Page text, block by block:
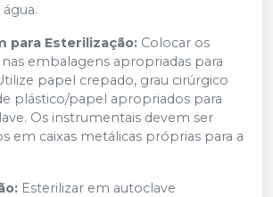
para Esterilização: Colocar os
embalagens apropriadas para
papel crepado, grau cirúrgico
plástico/papel apropriados para
Os instrumentais devem ser
em caixas metálicas próprias para a
Esterilizar em autoclave